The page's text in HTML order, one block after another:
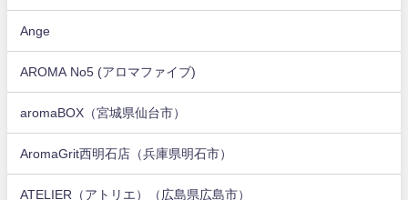
Ange
AROMA No5 (アロマファイブ)
aromaBOX（宮城県仙台市）
AromaGrit西明石店（兵庫県明石市）
ATELIER（アトリエ）（広島県広島市）